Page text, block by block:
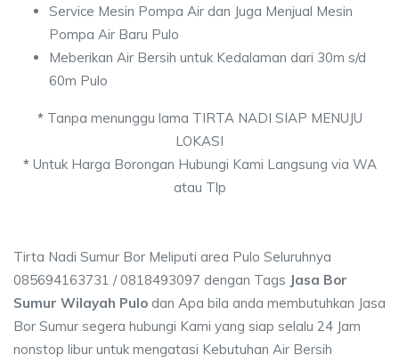
Service Mesin Pompa Air dan Juga Menjual Mesin
Pompa Air Baru Pulo
Meberikan Air Bersih untuk Kedalaman dari 30m s/d
60m Pulo
*Tanpa menunggu lama TIRTA NADI SIAP MENUJU
LOKASI
*Untuk Harga Borongan Hubungi Kami Langsung via WA
atau Tlp
Tirta Nadi Sumur Bor Meliputi area Pulo Seluruhnya
085694163731 / 0818493097 dengan Tags Jasa Bor
Sumur Wilayah Pulo dan Apa bila anda membutuhkan Jasa
Bor Sumur segera hubungi Kami yang siap selalu 24 Jam
nonstop libur untuk mengatasi Kebutuhan Air Bersih